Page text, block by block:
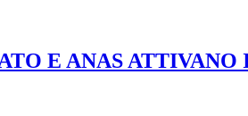
E ANAS